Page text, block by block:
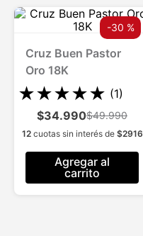
-30 %
Cruz Buen Pastor
Oro 18K
★★★★★ (1)
$34.990$49.990
12cuotas sin interés de $2916
Agregar al
carrito